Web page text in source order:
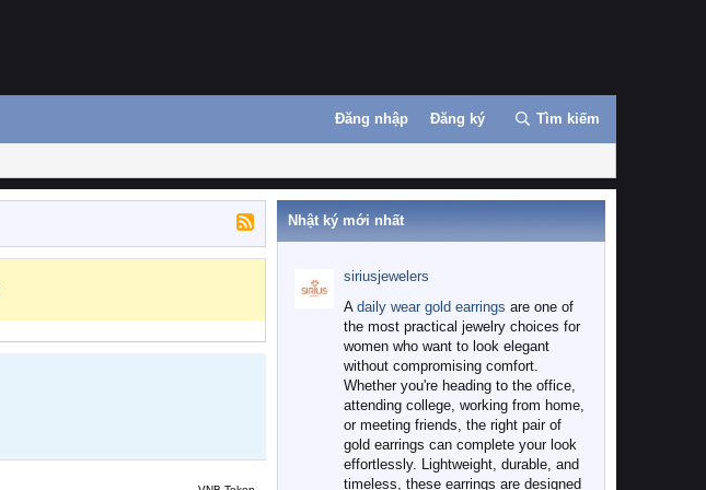
Đăng nhập Đăng ký Tìm kiếm
Nhật ký mới nhất
siriusjewelers
A daily wear gold earrings are one of
the most practical jewelry choices for
women who want to look elegant
without compromising comfort.
Whether you're heading to the office,
attending college, working from home,
or meeting friends, the right pair of
gold earrings can complete your look
effortlessly. Lightweight, durable, and
timeless, these earrings are designed